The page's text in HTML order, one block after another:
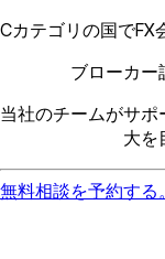
Cカテゴリの国でFX
ブローカー
当社のチームがサ
大を
無料相談を予約する。